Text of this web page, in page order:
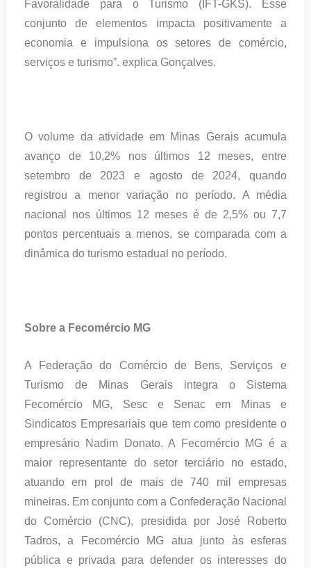
Favoralidade para o Turismo (IFT-GKS). Esse
conjunto de elementos impacta positivamente a
economia e impulsiona os setores de comércio,
serviços e turismo”. explica Gonçalves.
O volume da atividade em Minas Gerais acumula
avanço de 10,2% nos últimos 12 meses, entre
setembro de 2023 e agosto de 2024, quando
registrou a menor variação no período. A média
nacional nos últimos 12 meses é de 2,5% ou 7,7
pontos percentuais a menos, se comparada com a
dinâmica do turismo estadual no período.
Sobre a Fecomércio MG
A Federação do Comércio de Bens, Serviços e
Turismo de Minas Gerais integra o Sistema
Fecomércio MG, Sesc e Senac em Minas e
Sindicatos Empresariais que tem como presidente o
empresário Nadim Donato. A Fecomércio MG é a
maior representante do setor terciário no estado,
atuando em prol de mais de 740 mil empresas
mineiras. Em conjunto com a Confederação Nacional
do Comércio (CNC), presidida por José Roberto
Tadros, a Fecomércio MG atua junto às esferas
pública e privada para defender os interesses do